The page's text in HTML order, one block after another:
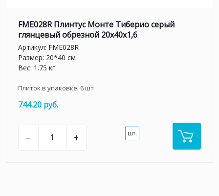
FME028R Плинтус Монте Тиберио серый
глянцевый обрезной 20x40x1,6
Артикул: FME028R
Размер: 20*40 см
Вес: 1.75 кг
Плиток в упаковке: 6шт
744.20 руб.
– + шт.